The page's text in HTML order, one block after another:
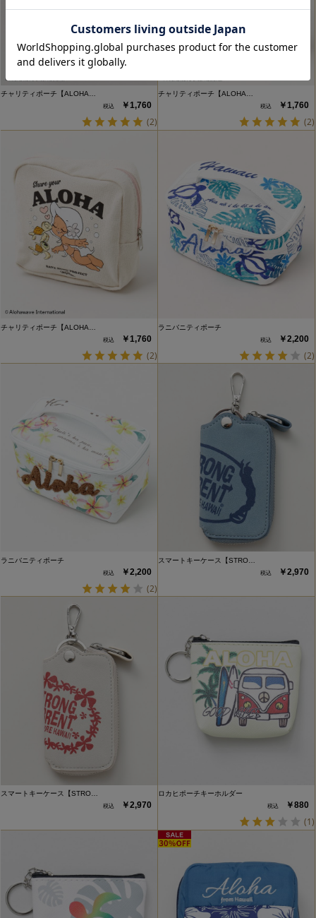
チャリティポーチ【ALOHA…
￥1,760
(2)
チャリティポーチ【ALOHA…
￥1,760
(2)
チャリティポーチ【ALOHA…
￥1,760
(2)
ラニバニティポーチ
￥2,200
(2)
ラニバニティポーチ
￥2,200
(2)
スマートキーケース【STRO…
￥2,970
スマートキーケース【STRO…
￥2,970
ロカヒポーチキーホルダー
￥880
(1)